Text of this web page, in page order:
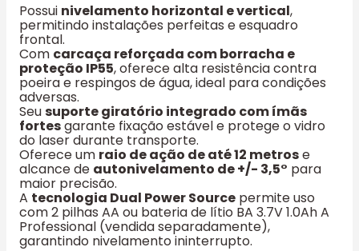
Possui nivelamento horizontal e vertical,
permitindo instalações perfeitas e esquadro
frontal.
Com carcaça reforçada com borracha e
proteção IP55, oferece alta resistência contra
poeira e respingos de água, ideal para condições
adversas.
Seusuporte giratório integrado com ímãs
fortesgarante fixação estável e protege o vidro
do laser durante transporte.
Oferece um raio de ação de até 12 metrose
alcance de autonivelamento de +/- 3,5° para
maior precisão.
A tecnologia Dual Power Source permite uso
com 2 pilhas AA ou bateria de lítio BA 3.7V 1.0Ah A
Professional (vendida separadamente),
garantindo nivelamento ininterrupto.